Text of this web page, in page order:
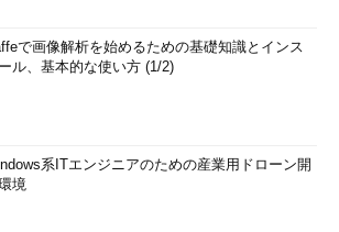
で画像解析を始めるための基礎知識とインス
ル、基本的な使い方 (1/2)
系ITエンジニアのための産業用ドローン開
境